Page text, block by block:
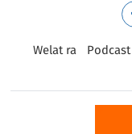
Welat ra Podcast